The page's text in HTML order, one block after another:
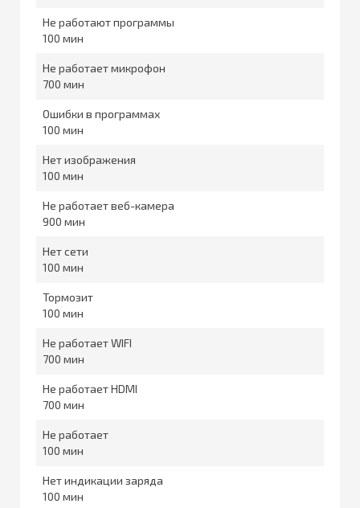
Не работают программы
100
Не работает микрофон
700
Ошибки в программах
100
Нет изображения
100
Не работает веб-камера
900
Нет сети
100
Тормозит
100
Не работает WIFI
700
Не работает HDMI
700
Не работает
100
Нет индикации заряда
100